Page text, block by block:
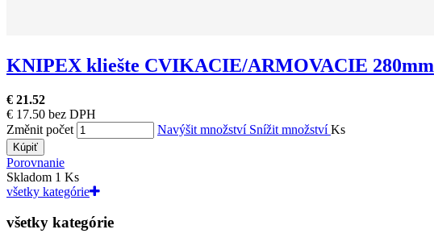
KNIPEX kliešte CVIKACIE/ARMOVACIE 280mm
€ 21.52
€ 17.50 bez DPH
Změnit počet
Navýšit množství Snížit množstvíKs
Kúpiť
Porovnanie
Skladom 1 Ks
všetky kategórie
všetky kategórie